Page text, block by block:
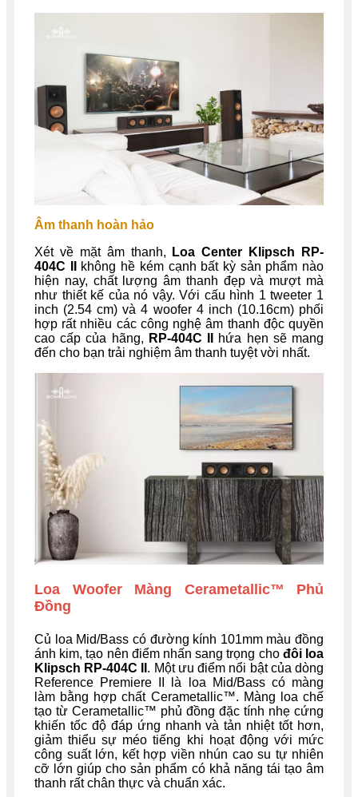
Âm thanh hoàn hảo
Xét về mặt âm thanh,
Loa Center Klipsch RP-
404C II
không hề kém cạnh bất kỳ sản phẩm nào
hiện nay, chất lượng âm thanh đẹp và mượt mà
như thiết kế của nó vậy. Với cấu hình 1 tweeter 1
inch (2.54 cm) và 4 woofer 4 inch (10.16cm) phối
hợp rất nhiều các công nghệ âm thanh độc quyền
cao cấp của hãng, RP-404C II
hứa hẹn sẽ mang
đến cho bạn trải nghiệm âm thanh tuyệt vời nhất.
Loa Woofer Màng Cerametallic™ Phủ
Đồng
Củ loa Mid/Bass có đường kính 101mm màu đồng
ánh kim, tạo nên điểm nhấn sang trọng cho đôi loa
Klipsch RP-404C II . Một ưu điểm nổi bật của dòng
Reference Premiere II là loa Mid/Bass có màng
làm bằng hợp chất Cerametallic™. Màng loa chế
tạo từ Cerametallic™ phủ đồng đặc tính nhẹ cứng
khiến tốc độ đáp ứng nhanh và tản nhiệt tốt hơn,
giảm thiểu sự méo tiếng khi hoạt động với mức
công suất lớn, kết hợp viền nhún cao su tự nhiên
cỡ lớn giúp cho sản phẩm có khả năng tái tạo âm
thanh rất chân thực và chuẩn xác.